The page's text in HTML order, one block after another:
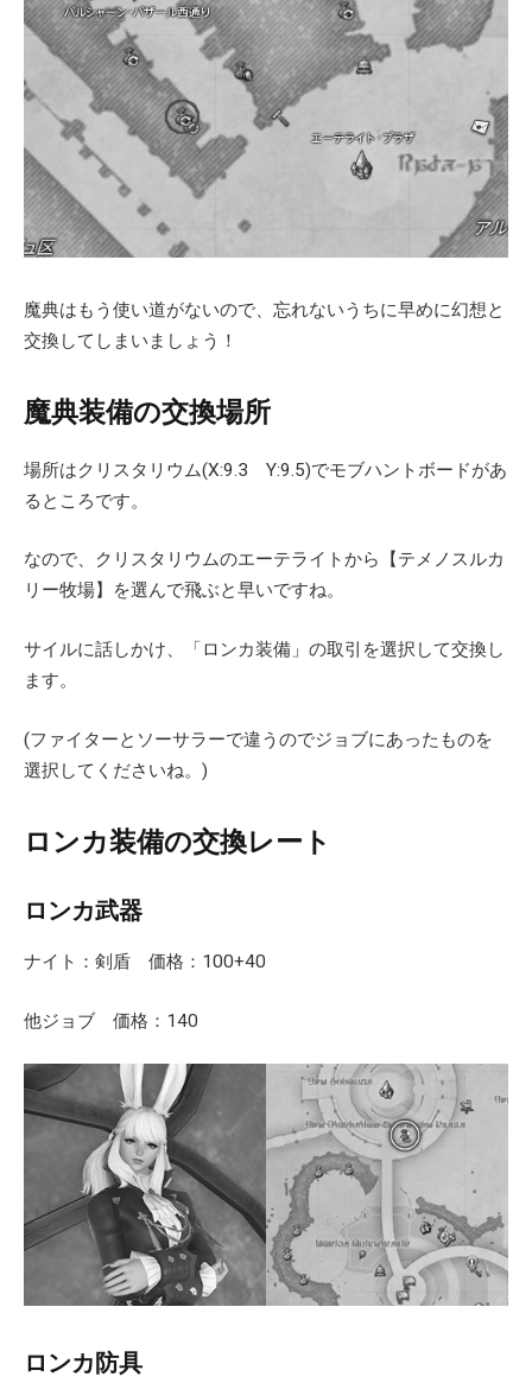
魔典はもう使い道がないので、忘れないうちに早めに幻想と
交換してしまいましょう！
魔典装備の交換場所
場所はクリスタリウム(X:9.3 Y:9.5)でモブハントボードがあ
るところです。
なので、クリスタリウムのエーテライトから【テメノスルカ
リー牧場】を選んで飛ぶと早いですね。
サイルに話しかけ、「ロンカ装備」の取引を選択して交換し
ます。
(ファイターとソーサラーで違うのでジョブにあったものを
選択してくださいね。)
ロンカ装備の交換レート
ロンカ武器
ナイト：剣盾 価格：100+40
他ジョブ 価格：140
ロンカ防具